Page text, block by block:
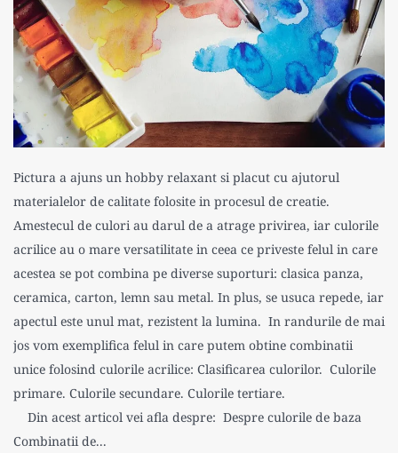
Pictura a ajuns un hobby relaxant si placut cu ajutorul
materialelor de calitate folosite in procesul de creatie.
Amestecul de culori au darul de a atrage privirea, iar culorile
acrilice au o mare versatilitate in ceea ce priveste felul in care
acestea se pot combina pe diverse suporturi: clasica panza,
ceramica, carton, lemn sau metal. In plus, se usuca repede, iar
apectul este unul mat, rezistent la lumina. In randurile de mai
jos vom exemplifica felul in care putem obtine combinatii
unice folosind culorile acrilice: Clasificarea culorilor. Culorile
primare. Culorile secundare. Culorile tertiare.
Din acest articol vei afla despre: Despre culorile de baza
Combinatii de...